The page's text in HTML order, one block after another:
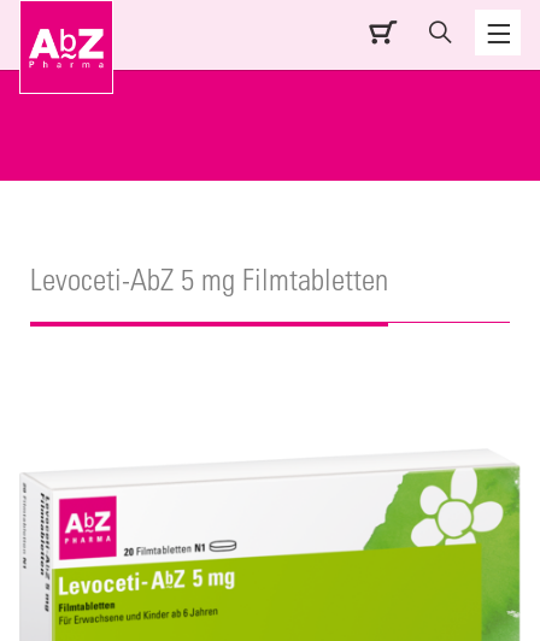
Levoceti-AbZ 5 mg Filmtabletten